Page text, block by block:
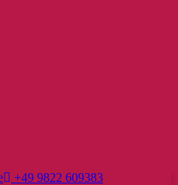
+49 9822 609383